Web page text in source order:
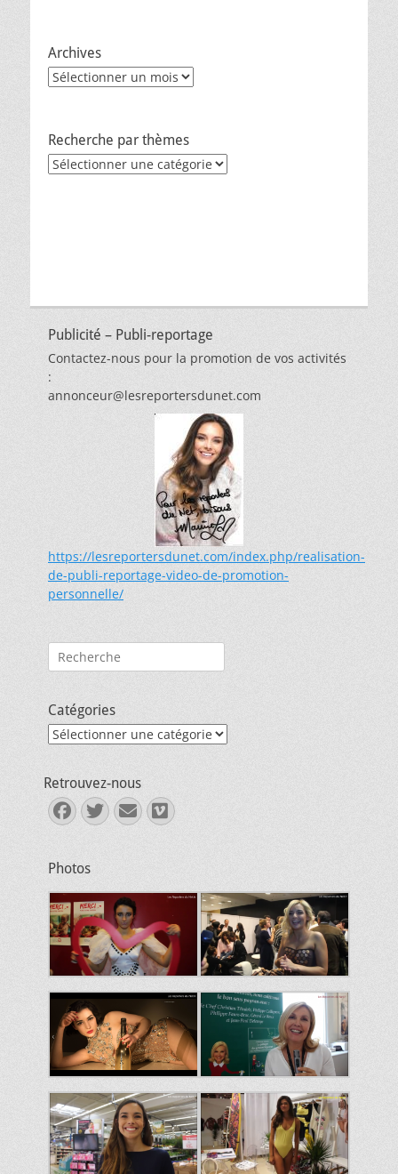
Archives
Archives
Recherche par thèmes
Recherche
Publicité – Publi-reportage
Contactez-nous pour la promotion de vos activités
:
annonceur@lesreportersdunet.com
https://lesreportersdunet.com/index.php/realisation-
de-publi-reportage-video-de-promotion-
personnelle/
Rechercher :
Catégories
Catégories
Retrouvez-nous
Facebook
Twitter
E-
mail
Vimeo
Photos